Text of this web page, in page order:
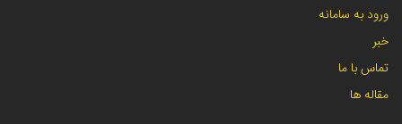
ورود به سامانه
خبر
تماس با ما
مقاله ها